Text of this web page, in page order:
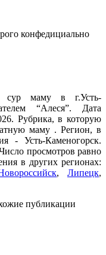
конфедициально
сур маму в г.Усть-
“Алеся”. Дата
Рубрика, в которую
маму . Регион, в
- Усть-Каменогорск.
просмотров равно
в других регионах:
, Липецк,
публикации